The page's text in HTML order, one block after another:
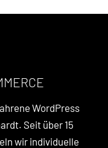
WordPress
Seit über 15
wir individuelle